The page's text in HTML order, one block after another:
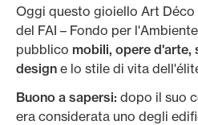
Oggi questo gioiello Art Déco
del FAI – Fondo per
pubblico mobili, opere
design e lo stile di vita
Buono a sapersi: dopo il suo
era considerata uno degli